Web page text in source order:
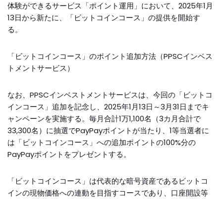
体験ができるサービス「ポイント運用」において、2025年1月
13日から新たに、「ビットコインコース」の提供を開始す
る。
「ビットコインコース」のポイント追加方法（PPSCインベス
トメントサービス）
なお、PPSCインベストメントサービスは、今回の「ビットコ
インコース」追加を記念し、2025年1月13日～3月31日までキ
ャンペーンを実施する。毎月合計1万1,100名（3カ月合計で
33,300名）に抽選でPayPayポイントが当たり、1等当選者に
は「ビットコインコース」への追加ポイントの100%分の
PayPayポイントをプレゼントする。
「ビットコインコース」は代表的な暗号資産であるビットコ
インの現物価格への連動を目指すコースであり、口座開設等